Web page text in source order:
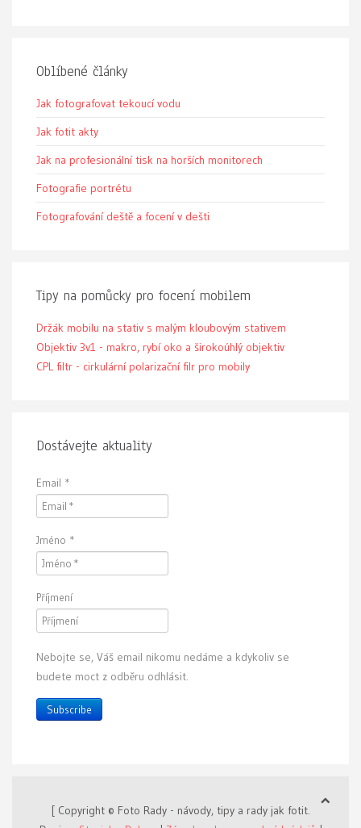
Oblíbené články
Jak fotografovat tekoucí vodu
Jak fotit akty
Jak na profesionální tisk na horších monitorech
Fotografie portrétu
Fotografování deště a focení v dešti
Tipy na pomůcky pro focení mobilem
Držák mobilu na stativ s malým kloubovým stativem
Objektiv 3v1 - makro, rybí oko a širokoúhlý objektiv
CPL filtr - cirkulární polarizační filr pro mobily
Dostávejte aktuality
Email *
Jméno *
Příjmení
Nebojte se, Váš email nikomu nedáme a kdykoliv se
budete moct z odběru odhlásit.
Subscribe
[ Copyright © Foto Rady - návody, tipy a rady jak fotit.